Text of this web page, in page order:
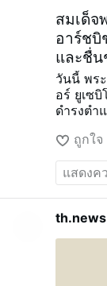
สมเด็จ
อาร์ช
และชื่น
วันนี้ พร
อร์ ยูเซ
ดำรงตำ
เปอร์โต
1983 ห
เทววิท
กรุงโรม
อำนวย
เชิงหลัก
โอ ตั้งแ
ถูกใจ
th.news